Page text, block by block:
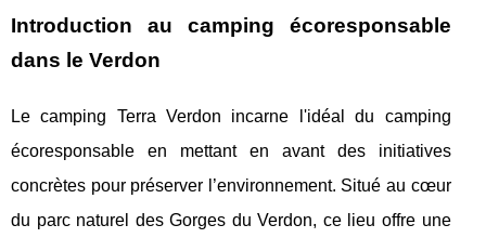
Introduction au camping écoresponsable
dans le Verdon
Le camping Terra Verdon incarne l'idéal du camping
écoresponsable en mettant en avant des initiatives
concrètes pour préserver l’environnement. Situé au cœur
du parc naturel des Gorges du Verdon, ce lieu offre une